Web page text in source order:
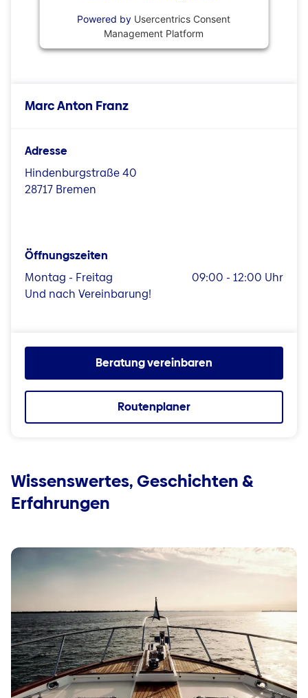
Powered by Usercentrics Consent
Management Platform
Marc Anton Franz
Adresse
Hindenburgstraße 40
28717 Bremen
Öffnungszeiten
Montag - Freitag
09:00 - 12:00 Uhr
Und nach Vereinbarung!
Beratung vereinbaren
Routenplaner
Wissenswertes, Geschichten &
Erfahrungen